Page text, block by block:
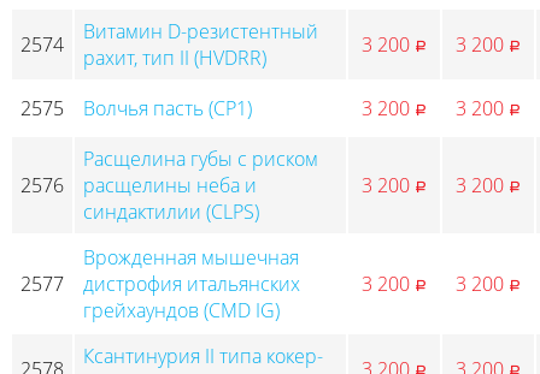
2574
Витамин D-резистентный
рахит, тип II (HVDRR)
3 200 p 3 200 p
2575 Волчья пасть (CP1) 3 200 p 3 200 p
2576
Расщелина губы с риском
расщелины неба и
синдактилии (CLPS)
3 200 p 3 200 p
2577
Врожденная мышечная
дистрофия итальянских
грейхаундов (CMD IG)
3 200 p 3 200 p
Ксантинурия II типа кокер-
p p